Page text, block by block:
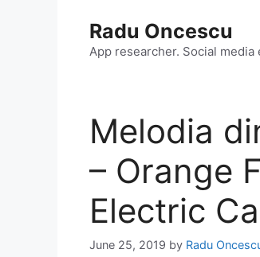
Radu Oncescu
App researcher. Social media
Melodia
– Orange
Electric
June 25, 2019 by Radu